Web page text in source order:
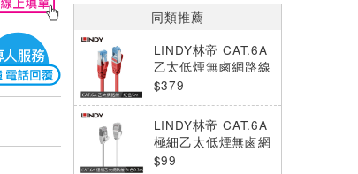
嘉南地區
高雄鳳山店
網路訂購
*庫存數量：網路訂購(0)、少量庫存
(1~2)、現貨充足(3以上)。
*門市庫存以店內實際數量為準，可使
用專人服務或撥打門市電話洽詢。
同類推薦
LINDY林帝 CAT.6A
乙太低煙無鹵網路線
S/FTP, 紅色, 5m
$379
LINDY林帝 CAT.6A
極細乙太低煙無鹵網
路線 U/FTP, 灰色,
$99